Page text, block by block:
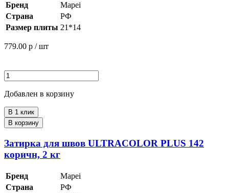
Бренд
Mapei
Страна
РФ
Размер плиты 21*14
779.00 р / шт
Добавлен в корзину
В 1 клик
В корзину
Затирка для швов ULTRACOLOR PLUS 142
коричн, 2 кг
Бренд
Mapei
Страна
РФ